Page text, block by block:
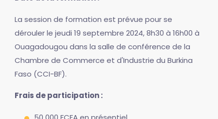
La session de formation est prévue pour se
dérouler le jeudi 19 septembre 2024, 8h30 à 16h00 à
Ouagadougou dans la salle de conférence de la
Chambre de Commerce et d'Industrie du Burkina
Faso (CCI-BF).
Frais de participation :